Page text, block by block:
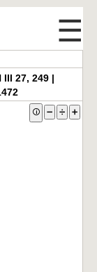
☰
III 27, 249 |